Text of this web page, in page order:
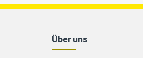
Über uns